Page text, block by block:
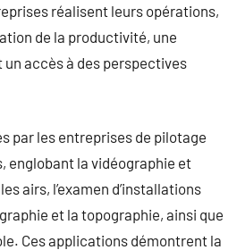
réalisent leurs opérations,
de la productivité, une
accès à des perspectives
par les entreprises de pilotage
englobant la vidéographie et
airs, l’examen d’installations
et la topographie, ainsi que
Ces applications démontrent la